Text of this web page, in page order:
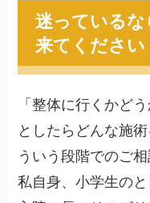
迷っている
来てください
「整体に行くかど
としたらどんな施
ういう段階でのご
私自身、小学生の